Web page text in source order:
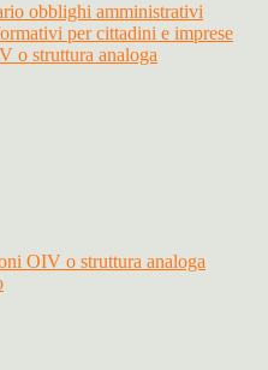
obblighi amministrativi
per cittadini e imprese
o struttura analoga
OIV o struttura analoga